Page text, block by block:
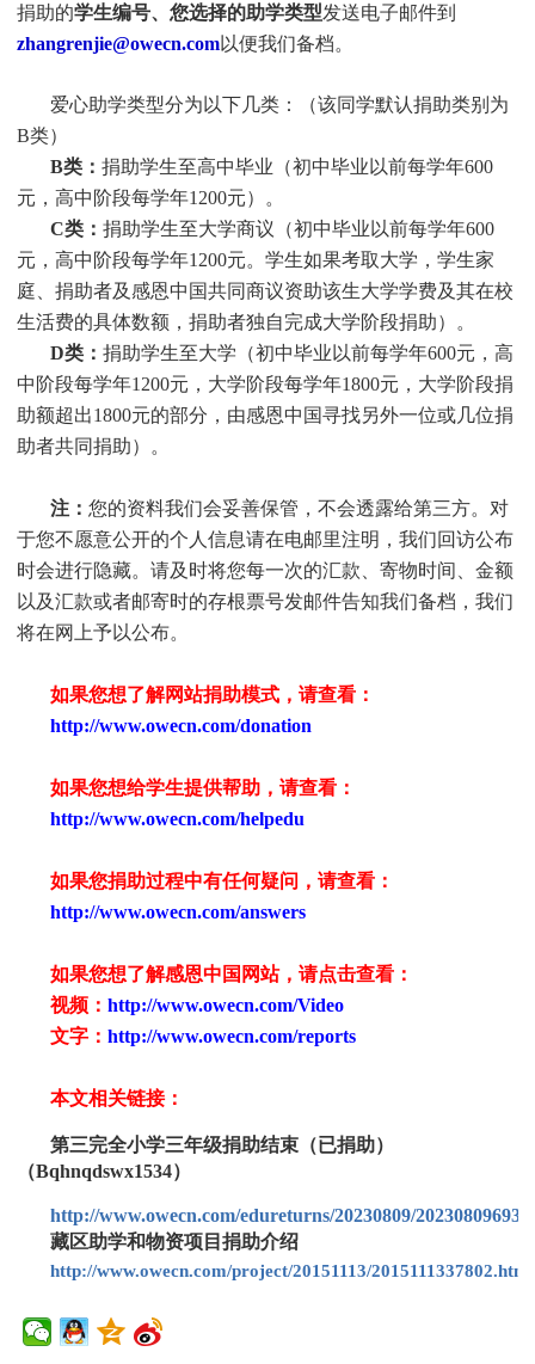
捐助的学生编号、您选择的助学类型发送电子邮件到
zhangrenjie@owecn.com以便我们备档。
爱心助学类型分为以下几类：（该同学默认捐助类别为
B类）
B类： 捐助学生至高中毕业（初中毕业以前每学年600
元，高中阶段每学年1200元）。
C类： 捐助学生至大学商议（初中毕业以前每学年600
元，高中阶段每学年1200元。 学生如果考取大学， 学生家
庭、捐助者及感恩中国共同商议资助该生大学学费及其在校
生活费的具体数额，捐助者独自完成大学阶段捐助）。
D类： 捐助学生至大学（初中毕业以前每学年600元，高
中阶段每学年1200元，大学阶段每学年1800元，大学阶段捐
助额超出1800元的部分，由感恩中国寻找另外一位或几位捐
助者共同捐助）。
注： 您的资料我们会妥善保管，不会透露给第三方。对
于您不愿意公开的个人信息请在电邮里注明，我们回访公布
时会进行隐藏。请及时将您每一次的汇款、寄物时间、金额
以及汇款或者邮寄时的存根票号发邮件告知我们备档，我们
将在网上予以公布。
如果您想了解网站捐助模式，请查看：
http://www.owecn.com/donation
如果您想给学生提供帮助，请查看：
http://www.owecn.com/helpedu
如果您捐助过程中有任何疑问，请查看：
http://www.owecn.com/answers
如果您想了解感恩中国网站，请点击查看：
视频： http://www.owecn.com/Video
文字： http://www.owecn.com/reports
本文相关链接：
第三完全小学三年级捐助结束（已捐助）
（Bqhnqdswx1534）
http://www.owecn.com/edureturns/20230809/
藏区助学和物资项目捐助介绍
http://www.owecn.com/project/20151113/2015111337802.html